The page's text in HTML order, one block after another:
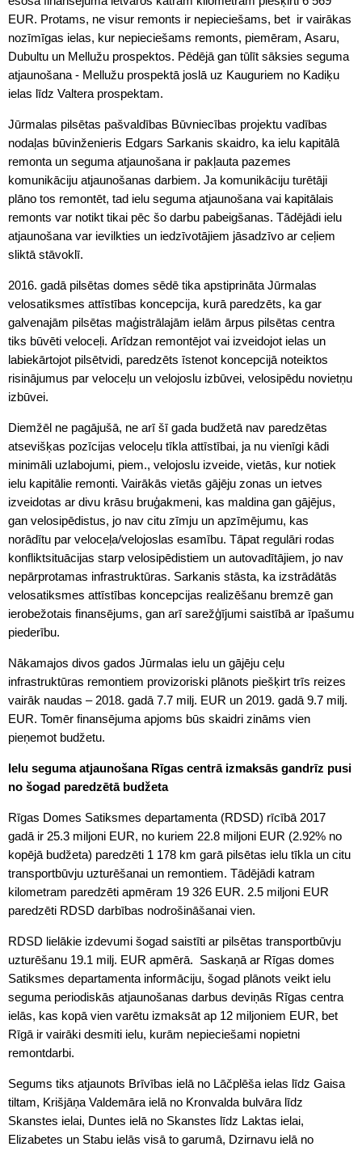
EUR. Protams, ne visur remonts ir nepieciešams, bet ir vairākas
nozīmīgas ielas, kur nepieciešams remonts, piemēram, Asaru,
Dubultu un Mellužu prospektos. Pēdējā gan tūlīt sāksies seguma
atjaunošana - Mellužu prospektā joslā uz Kauguriem no Kadiķu
ielas līdz Valtera prospektam.
Jūrmalas pilsētas pašvaldības Būvniecības projektu vadības
nodaļas būvinženieris Edgars Sarkanis skaidro, ka ielu kapitālā
remonta un seguma atjaunošana ir pakļauta pazemes
komunikāciju atjaunošanas darbiem. Ja komunikāciju turētāji
plāno tos remontēt, tad ielu seguma atjaunošana vai kapitālais
remonts var notikt tikai pēc šo darbu pabeigšanas. Tādējādi ielu
atjaunošana var ievilkties un iedzīvotājiem jāsadzīvo ar ceļiem
sliktā stāvoklī.
2016. gadā pilsētas domes sēdē tika apstiprināta Jūrmalas
velosatiksmes attīstības koncepcija, kurā paredzēts, ka gar
galvenajām pilsētas maģistrālajām ielām ārpus pilsētas centra
tiks būvēti veloceļi. Arīdzan remontējot vai izveidojot ielas un
labiekārtojot pilsētvidi, paredzēts īstenot koncepcijā noteiktos
risinājumus par veloceļu un velojoslu izbūvei, velosipēdu novietņu
izbūvei.
Diemžēl ne pagājušā, ne arī šī gada budžetā nav paredzētas
atsevišķas pozīcijas veloceļu tīkla attīstībai, ja nu vienīgi kādi
minimāli uzlabojumi, piem., velojoslu izveide, vietās, kur notiek
ielu kapitālie remonti. Vairākās vietās gājēju zonas un ietves
izveidotas ar divu krāsu bruģakmeni, kas maldina gan gājējus,
gan velosipēdistus, jo nav citu zīmju un apzīmējumu, kas
norādītu par veloceļa/velojoslas esamību. Tāpat regulāri rodas
konfliktsituācijas starp velosipēdistiem un autovadītājiem, jo nav
nepārprotamas infrastruktūras. Sarkanis stāsta, ka izstrādātās
velosatiksmes attīstības koncepcijas realizēšanu bremzē gan
ierobežotais finansējums, gan arī sarežģījumi saistībā ar īpašumu
piederību.
Nākamajos divos gados Jūrmalas ielu un gājēju ceļu
infrastruktūras remontiem provizoriski plānots piešķirt trīs reizes
vairāk naudas – 2018. gadā 7.7 milj. EUR un 2019. gadā 9.7 milj.
EUR. Tomēr finansējuma apjoms būs skaidri zināms vien
pieņemot budžetu.
Ielu seguma atjaunošana Rīgas centrā izmaksās gandrīz pusi
no šogad paredzētā budžeta
Rīgas Domes Satiksmes departamenta (RDSD) rīcībā 2017
gadā ir 25.3 miljoni EUR, no kuriem 22.8 miljoni EUR (2.92% no
kopējā budžeta) paredzēti 1 178 km garā pilsētas ielu tīkla un citu
transportbūvju uzturēšanai un remontiem. Tādējādi katram
kilometram paredzēti apmēram 19 326 EUR. 2.5 miljoni EUR
paredzēti RDSD darbības nodrošināšanai vien.
RDSD lielākie izdevumi šogad saistīti ar pilsētas transportbūvju
uzturēšanu 19.1 milj. EUR apmērā. Saskaņā ar Rīgas domes
Satiksmes departamenta informāciju, šogad plānots veikt ielu
seguma periodiskās atjaunošanas darbus deviņās Rīgas centra
ielās, kas kopā vien varētu izmaksāt ap 12 miljoniem EUR, bet
Rīgā ir vairāki desmiti ielu, kurām nepieciešami nopietni
remontdarbi.
Segums tiks atjaunots Brīvības ielā no Lāčplēša ielas līdz Gaisa
tiltam, Krišjāņa Valdemāra ielā no Kronvalda bulvāra līdz
Skanstes ielai, Duntes ielā no Skanstes līdz Laktas ielai,
Elizabetes un Stabu ielās visā to garumā, Dzirnavu ielā no